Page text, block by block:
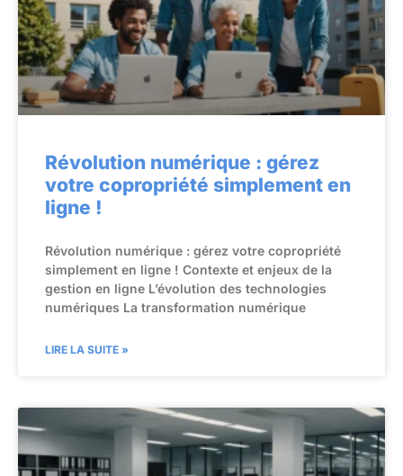
Révolution numérique : gérez
votre copropriété simplement en
ligne !
Révolution numérique : gérez votre copropriété
simplement en ligne ! Contexte et enjeux de la
gestion en ligne L’évolution des technologies
numériques La transformation numérique
LIRE LA SUITE »